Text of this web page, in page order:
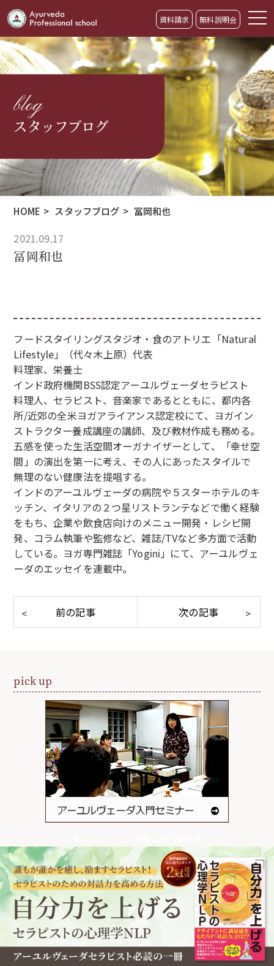
資料請求 無料説明会
blog
スタッフブログ
HOME > スタッフブログ > 冨岡和也
2021.09.17
冨岡和也
フードスタイリングスタジオ・食のアトリエ「Natural
Lifestyle」（代々木上原）代表
料理家、栄養士
インド政府機関BSS認定アーユルヴェーダセラピスト
料理人、セラピスト、音楽家であるとともに、都内各
所/近郊の全米ヨガアライアンス認定校にて、ヨガイン
ストラクター養成講座の講師、及び教材作成も務める。
五感を使った生活空間オーガナイザーとして、「幸せ空
間」の演出を第一に考え、その人にあったスタイルで
無理のない健康法を提唱する。
インドのアーユルヴェーダの病院や５スターホテルのキ
ッチン、イタリアの２つ星リストランテなどで働く経験
をもち、企業や飲食店向けのメニュー開発・レシピ開
発、コラム執筆や監修など、雑誌/TVなど多方面で活動
している。ヨガ専門雑誌「Yogini」にて、アーユルヴェ
ーダのエッセイを連載中。
pick up